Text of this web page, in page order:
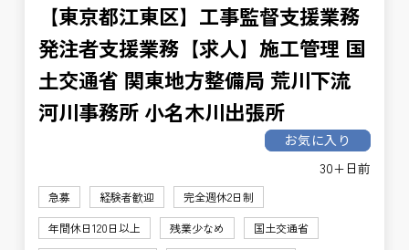
【東京都江東区】工事監督支援業務
発注者支援業務【求人】施工管理 国
土交通省 関東地方整備局 荒川下流
河川事務所 小名木川出張所
お気に入り
30+日前
急募 経験者歓迎
完全週休2日制
年間休日120日以上
残業少なめ
国土交通省